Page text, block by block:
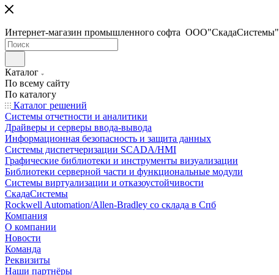
Интернет-магазин промышленного софта ООО"СкадаСистемы"
Каталог
По всему сайту
По каталогу
Каталог решений
Системы отчетности и аналитики
Драйверы и серверы ввода-вывода
Информационная безопасность и защита данных
Системы диспетчеризации SCADA/HMI
Графические библиотеки и инструменты визуализации
Библиотеки серверной части и функциональные модули
Системы виртуализации и отказоустойчивости
СкадаСистемы
Rockwell Automation/Allen-Bradley со склада в Спб
Компания
О компании
Новости
Команда
Реквизиты
Наши партнёры